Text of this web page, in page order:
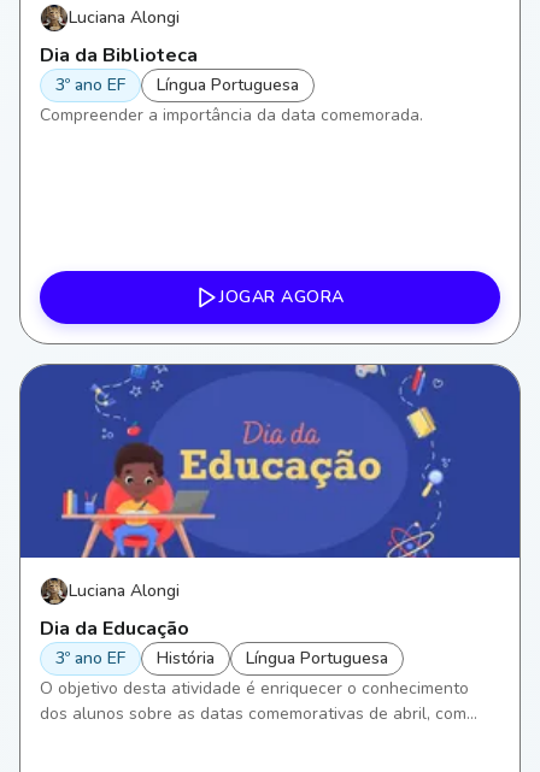
Luciana Alongi
Dia da Biblioteca
3º ano EF
Língua Portuguesa
Compreender a importância da data comemorada.
JOGAR AGORA
Luciana Alongi
Dia da Educação
3º ano EF História
Língua Portuguesa
O objetivo desta atividade é enriquecer o conhecimento
dos alunos sobre as datas comemorativas de abril, com